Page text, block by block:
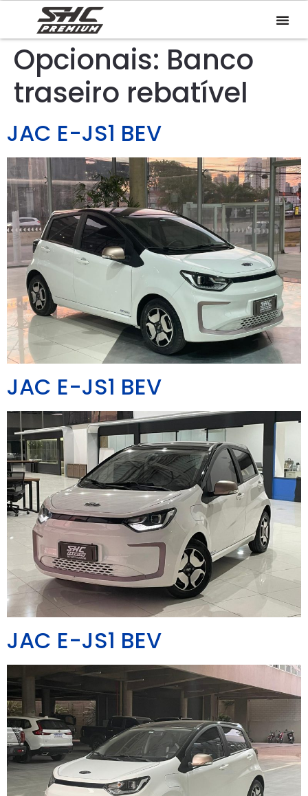
Opcionais: Banco
traseiro rebatível
JAC E-JS1 BEV
JAC E-JS1 BEV
JAC E-JS1 BEV